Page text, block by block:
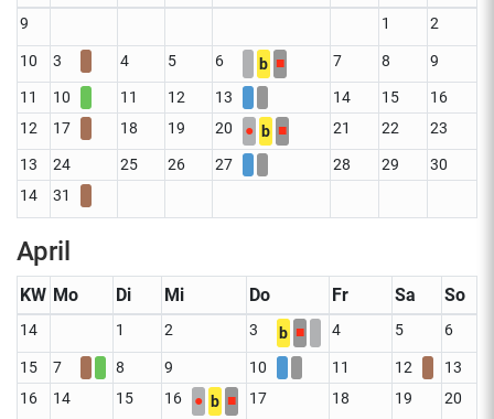
9 1 2
10 3 4 5 6 b ■ 7 8 9
11 10 11 12 13 14 15
16
12
17 18 19 20 ● b ■ 21 22 23
13 24 25 26 27 28 29
30
14
31
April
KW Mo Di Mi Do Fr Sa So
14 1 2 3 b ■ 4 5 6
15 7 8 9 10 11 12
13
16
14 15 16 ● b ■ 17 18 19 20